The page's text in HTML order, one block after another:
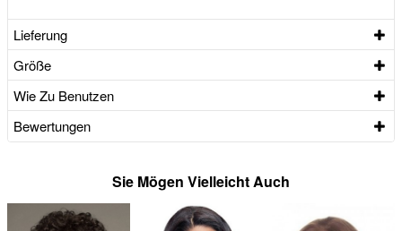
Lieferung
Größe
Wie Zu Benutzen
Bewertungen
Sie Mögen Vielleicht Auch